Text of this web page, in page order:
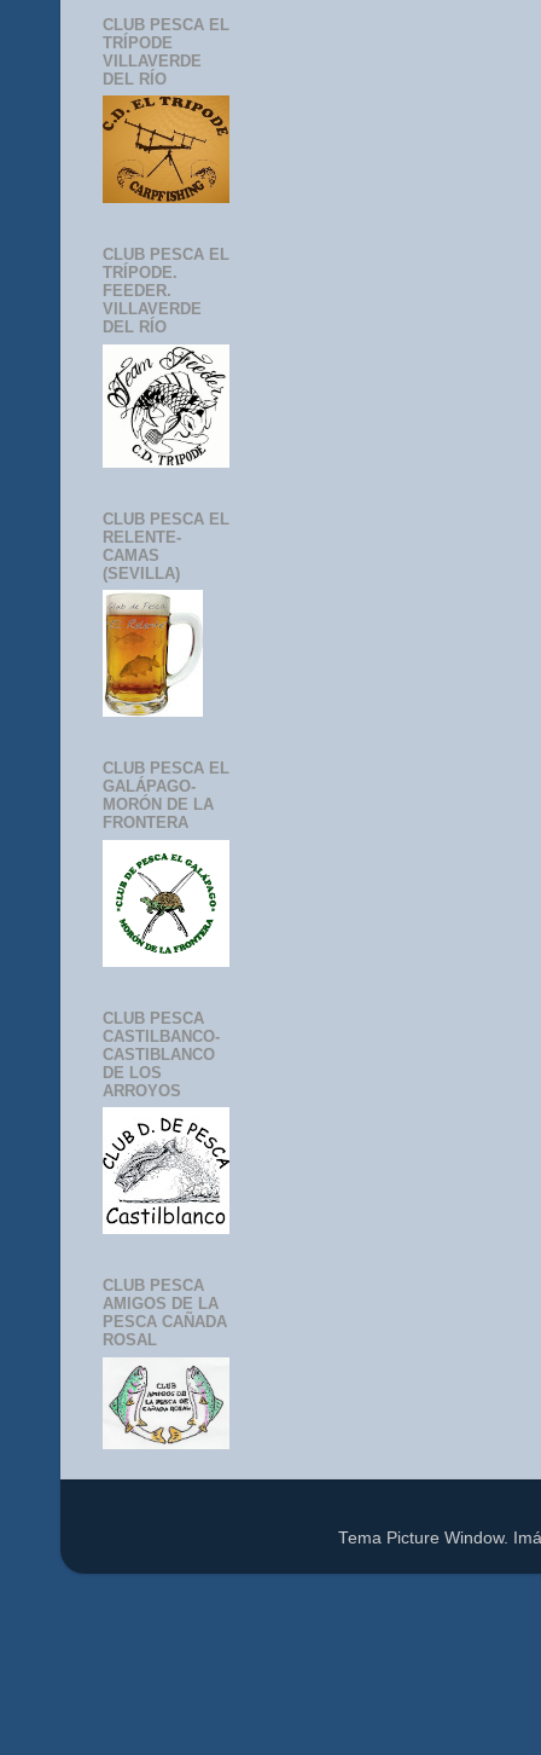
CLUB PESCA EL
TRÍPODE
VILLAVERDE
DEL RÍO
CLUB PESCA EL
TRÍPODE.
FEEDER.
VILLAVERDE
DEL RÍO
CLUB PESCA EL
RELENTE-
CAMAS
(SEVILLA)
CLUB PESCA EL
GALÁPAGO-
MORÓN DE LA
FRONTERA
CLUB PESCA
CASTILBANCO-
CASTIBLANCO
DE LOS
ARROYOS
CLUB PESCA
AMIGOS DE LA
PESCA CAÑADA
ROSAL
Tema Picture Window.